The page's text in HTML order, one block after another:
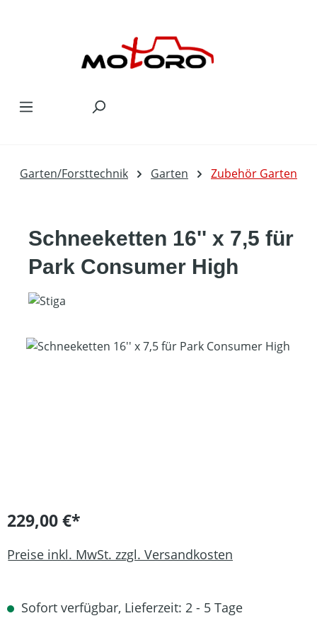
Garten/Forsttechnik Garten Zubehör Garten
Schneeketten 16'' x 7,5 für
Park Consumer High
Bildergalerie überspringen
229,00 €*
Preise inkl. MwSt. zzgl. Versandkosten
Sofort verfügbar, Lieferzeit: 2 - 5 Tage